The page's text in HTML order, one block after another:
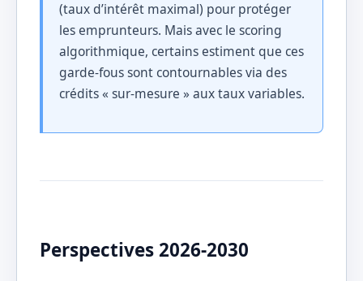
(taux d’intérêt maximal) pour protéger
les emprunteurs. Mais avec le scoring
algorithmique, certains estiment que ces
garde-fous sont contournables via des
crédits « sur-mesure » aux taux variables.
Perspectives 2026-2030